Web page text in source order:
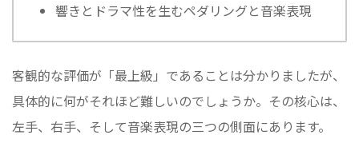
響きとドラマ性を生むペダリングと音楽表現
客観的な評価が「最上級」であることは分かりましたが、
具体的に何がそれほど難しいのでしょうか。その核心は、
左手、右手、そして音楽表現の三つの側面にあります。